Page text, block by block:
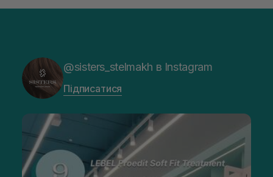
@sisters_stelmakh в Instagram
Підписатися